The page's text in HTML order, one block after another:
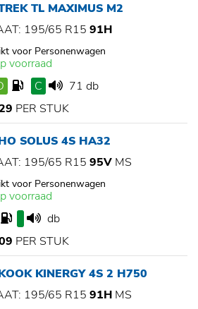
TL MAXIMUS M2
195/65 R15 91H
voor Personenwagen
voorraad
C
71 db
PER STUK
SOLUS 4S HA32
195/65 R15 95V MS
voor Personenwagen
voorraad
db
PER STUK
KINERGY 4S 2 H750
195/65 R15 91H MS